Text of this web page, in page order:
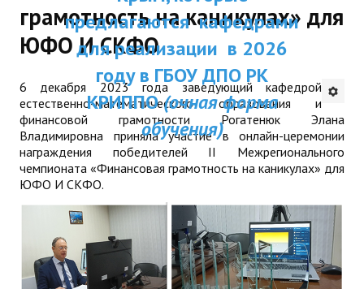
ДПО
Профессиональная переподготовка
Повышение квалификации
КОНТАКТЫ
ДПП ПК:
Актуальное
предлагаются кафедрами
для реализации в 2026
году в ГБОУ ДПО РК
КРИППО(очная форма
обучения)
грамотность на каникулах» для
ЮФО И СКФО
6 декабря 2023 года заведующий кафедрой
естественно-математического образования и
финансовой грамотности Рогатенюк Элана
Владимировна приняла участие в онлайн-церемонии
награждения победителей II Межрегионального
чемпионата «Финансовая грамотность на каникулах» для
ЮФО И СКФО.